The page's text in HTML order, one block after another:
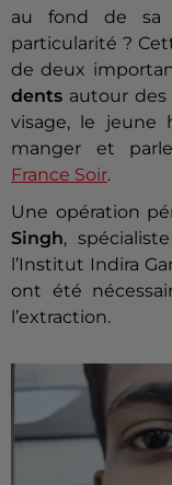
au fond de sa
particularité ?
de deux
dents autour des
visage, le jeune
manger et
France Soir.
Une opération
Singh,
l’Institut Indira
ont été
l’extraction.